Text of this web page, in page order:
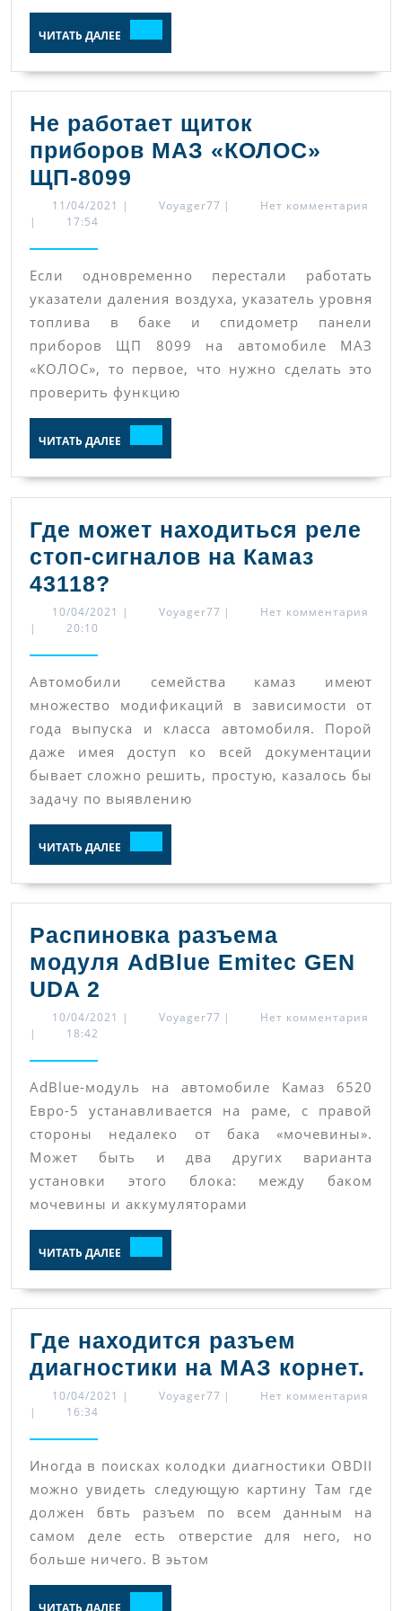
ЧИТАТЬ ДАЛЕЕ ДАЛЕЕ
Не работает щиток
приборов МАЗ «КОЛОС»
ЩП-8099
работает
МАЗ
«КОЛОС»
ЩП-8099
11/04/2021 11/04/2021
| Voyager77 Voyager77
|
Нет комментария
|
17:54
Если одновременно перестали работать
указатели даления воздуха, указатель уровня
топлива в баке и спидометр панели
приборов ЩП 8099 на автомобиле МАЗ
«КОЛОС», то первое, что нужно сделать это
проверить функцию
ЧИТАТЬ ДАЛЕЕ ДАЛЕЕ
Где может находиться реле
стоп-сигналов на Камаз
43118?
может
стоп-
сигналов
на
Камаз
43118?
10/04/2021 10/04/2021
| Voyager77 Voyager77
|
Нет комментария
|
20:10
Автомобили семейства камаз имеют
множество модификаций в зависимости от
года выпуска и класса автомобиля. Порой
даже имея доступ ко всей документации
бывает сложно решить, простую, казалось бы
задачу по выявлению
ЧИТАТЬ ДАЛЕЕ ДАЛЕЕ
Распиновка разъема
модуля AdBlue Emitec GEN
UDA 2
разъема
Emitec
GEN
UDA
2
10/04/2021 10/04/2021
| Voyager77 Voyager77
|
Нет комментария
|
18:42
AdBlue-модуль на автомобиле Камаз 6520
Евро-5 устанавливается на раме, с правой
стороны недалеко от бака «мочевины».
Может быть и два других варианта
установки этого блока: между баком
мочевины и аккумуляторами
ЧИТАТЬ ДАЛЕЕ ДАЛЕЕ
Где находится разъем
диагностики на МАЗ корнет.
на
10/04/2021 10/04/2021
| Voyager77 Voyager77
|
Нет комментария
|
16:34
Иногда в поисках колодки диагностики OBDII
можно увидеть следующую картину Там где
должен бвть разъем по всем данным на
самом деле есть отверстие для него, но
больше ничего. В эьтом
ЧИТАТЬ ДАЛЕЕ